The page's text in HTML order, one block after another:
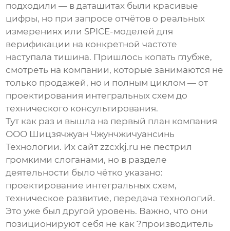
подходили — в даташитах были красивые
цифры, но при запросе отчётов о реальных
измерениях или SPICE-моделей для
верификации на конкретной частоте
наступала тишина. Пришлось копать глубже,
смотреть на компании, которые занимаются не
только продажей, но и полным циклом — от
проектирования интегральных схем до
технического консультирования.
Тут как раз и вышла на первый план компания
ООО Шицзячжуан Чжунчжичуансинь
Технологии. Их сайтzzcxkj.ru не пестрил
громкими слоганами, но в разделе
деятельности было чётко указано:
проектирование интегральных схем,
техническое развитие, передача технологий.
Это уже был другой уровень. Важно, что они
позиционируют себя не как ?производитель